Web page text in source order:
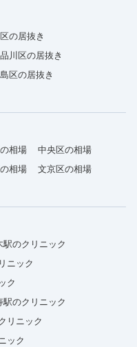
の居抜き
品川区の居抜き
区の居抜き
相場
中央区の相場
相場
文京区の相場
駅のクリニック
ニック
ク
駅のクリニック
リニック
ック